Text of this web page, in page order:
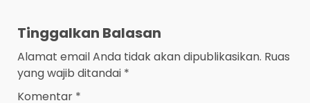
Tinggalkan Balasan
Alamat email Anda tidak akan dipublikasikan. Ruas
yang wajib ditandai *
Komentar *